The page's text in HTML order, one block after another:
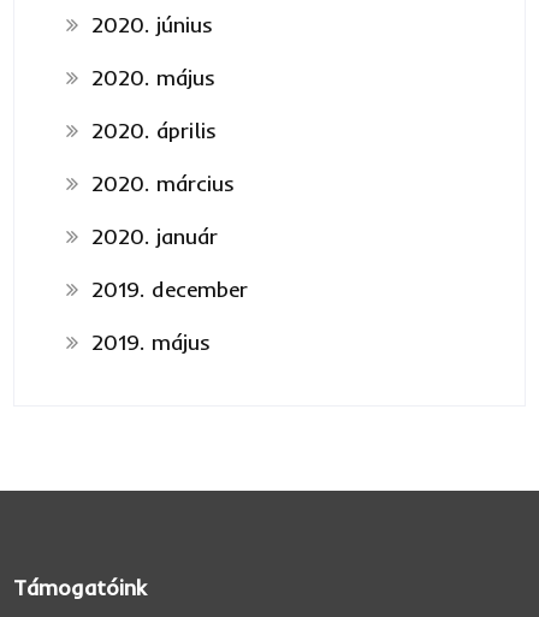
2020. június
2020. május
2020. április
2020. március
2020. január
2019. december
2019. május
Támogatóink